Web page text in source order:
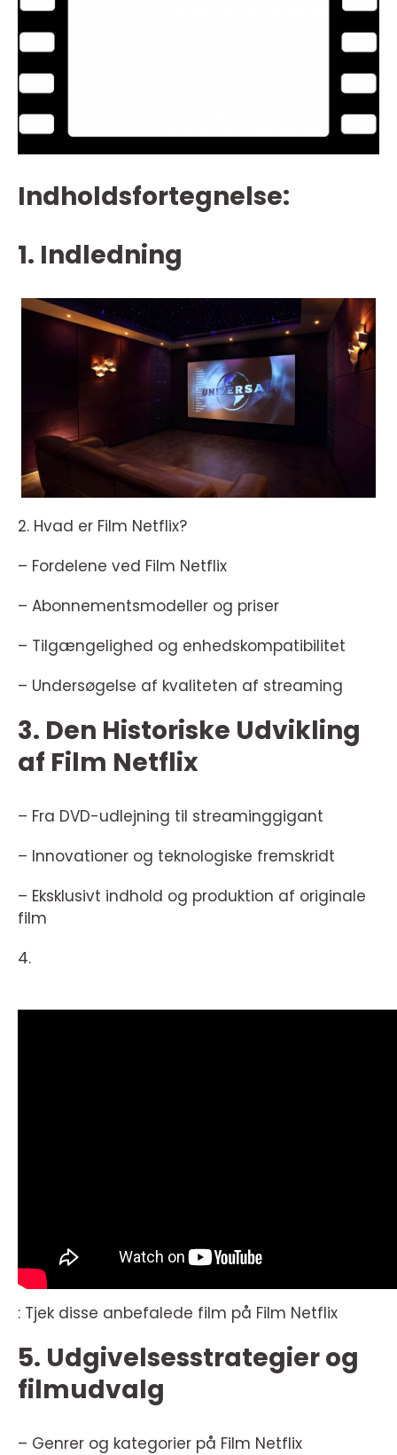
Indholdsfortegnelse:
1. Indledning
2. Hvad er Film Netflix?
– Fordelene ved Film Netflix
– Abonnementsmodeller og priser
– Tilgængelighed og enhedskompatibilitet
– Undersøgelse af kvaliteten af streaming
3. Den Historiske Udvikling
af Film Netflix
– Fra DVD-udlejning til streaminggigant
– Innovationer og teknologiske fremskridt
– Eksklusivt indhold og produktion af originale
film
4.
: Tjek disse anbefalede film på Film Netflix
5. Udgivelsesstrategier og
filmudvalg
– Genrer og kategorier på Film Netflix